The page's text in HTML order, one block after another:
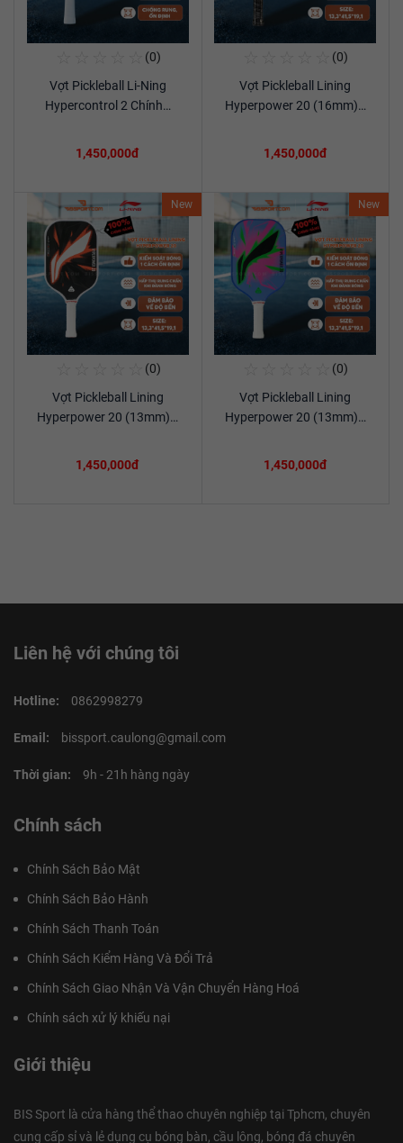
(0)
Vợt Pickleball Li-Ning
Hypercontrol 2 Chính…
1,450,000đ
(0)
Vợt Pickleball Lining
Hyperpower 20 (16mm)…
1,450,000đ
New
(0)
Vợt Pickleball Lining
Hyperpower 20 (13mm)…
1,450,000đ
New
(0)
Vợt Pickleball Lining
Hyperpower 20 (13mm)…
1,450,000đ
Liên hệ với chúng tôi
Hotline: 0862998279
Email: bissport.caulong@gmail.com
Thời gian: 9h - 21h hàng ngày
Chính sách
Chính Sách Bảo Mật
Chính Sách Bảo Hành
Chính Sách Thanh Toán
Chính Sách Kiểm Hàng Và Đổi Trả
Chính Sách Giao Nhận Và Vận Chuyển Hàng Hoá
Chính sách xử lý khiếu nại
Giới thiệu
BIS Sport là cửa hàng thể thao chuyên nghiệp tại Tphcm, chuyên
cung cấp sỉ và lẻ dụng cụ bóng bàn, cầu lông, bóng đá chuyên